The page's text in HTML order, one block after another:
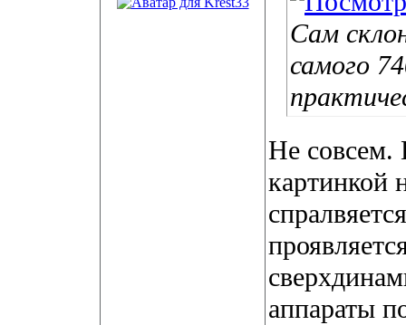
Сам
самого
Не совсем.
картинкой
аппараты